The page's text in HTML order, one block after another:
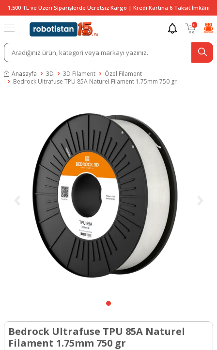
1.500 TL ve Üzeri Siparişlerde Ücretsiz Kargo | Kredi Kartına 6 Taksit İmkânı
0
Anasayfa 3D 3D Filament
Özel Filament
Bedrock Ultrafuse TPU 85A Naturel Filament 1.75mm 750 gr
Bedrock Ultrafuse TPU 85A Naturel
Filament 1.75mm 750 gr